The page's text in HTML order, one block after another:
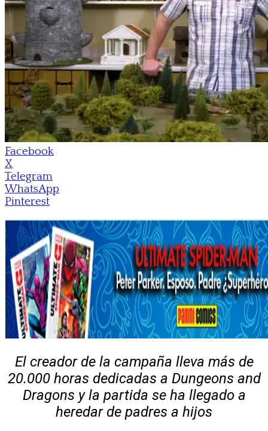
Facebook
X
Telegram
WhatsApp
Pinterest
El creador de la campaña lleva más de
20.000 horas dedicadas a Dungeons and
Dragons y la partida se ha llegado a
heredar de padres a hijos